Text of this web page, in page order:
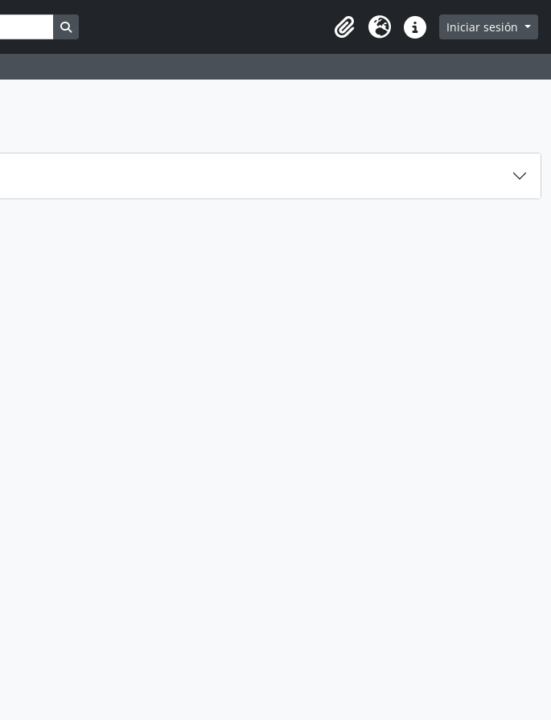
Portapapeles
Idioma Enlaces rápidos
Iniciar sesión